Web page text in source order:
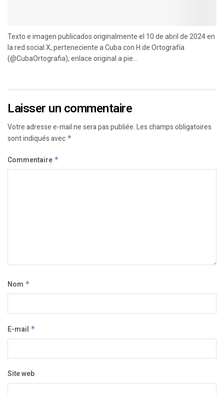
Texto e imagen publicados originalmente el 10 de abril de 2024 en
la red social X, perteneciente a Cuba con H de Ortografía
(@CubaOrtografia), enlace original a pie...
Laisser un commentaire
Votre adresse e-mail ne sera pas publiée.Les champs obligatoires
sont indiqués avec *
Commentaire *
Nom *
E-mail *
Site web